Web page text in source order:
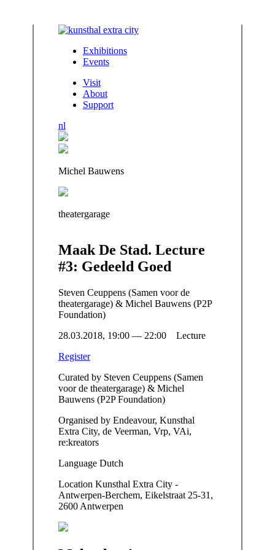
Exhibitions
Events
Visit
About
Support
nl
Michel Bauwens
theatergarage
Maak De Stad. Lecture
#3: Gedeeld Goed
Steven Ceuppens (Samen voor de
theatergarage) & Michel Bauwens (P2P
Foundation)
28.03.2018, 19:00 — 22:00 Lecture
Register
Curated by Steven Ceuppens (Samen
voor de theatergarage) & Michel
Bauwens (P2P Foundation)
Organised by Endeavour, Kunsthal
Extra City, de Veerman, Vrp, VAi,
re:kreators
LanguageDutch
Location Kunsthal Extra City -
Antwerpen-Berchem, Eikelstraat 25-31,
2600 Antwerpen